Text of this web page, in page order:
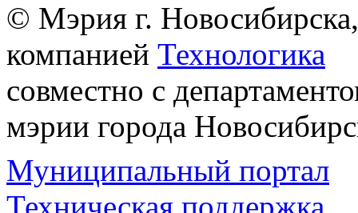
© Мэрия г.
компанией Технологика
совместно с
мэрии города
Муниципальный портал